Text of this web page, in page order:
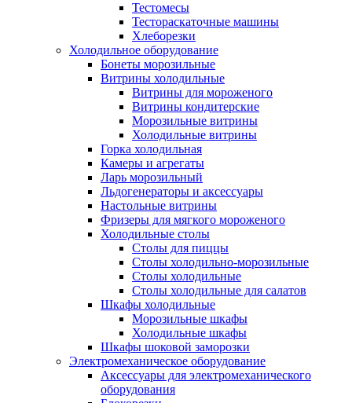
Тестомесы
Тестораскаточные машины
Хлеборезки
Холодильное оборудование
Бонеты морозильные
Витрины холодильные
Витрины для мороженого
Витрины кондитерские
Морозильные витрины
Холодильные витрины
Горка холодильная
Камеры и агрегаты
Ларь морозильный
Льдогенераторы и аксессуары
Настольные витрины
Фризеры для мягкого мороженого
Холодильные столы
Столы для пиццы
Столы холодильно-морозильные
Столы холодильные
Столы холодильные для салатов
Шкафы холодильные
Mорозильные шкафы
Холодильные шкафы
Шкафы шоковой заморозки
Электромеханическое оборудование
Аксессуары для электромеханического
оборудования